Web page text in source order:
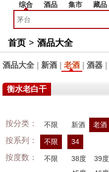
综合 酒品 集市 藏品
首页 > 酒品大全
酒品大全 新酒 老酒 酒器
衡水老白干
按分类： 不限 新酒 老酒
按系列： 不限 34
按度数： 不限 38度 39度